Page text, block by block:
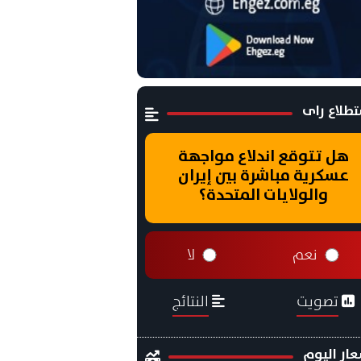
راى
هل تتوقع اندلاع مواجهة
عسكرية مباشرة بين إيران
والولايات المتحدة؟
نعم لا
تصويت النتائج
اليوم